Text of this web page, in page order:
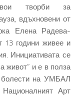
творби за
вдъхновени от
Елена Радева-
13 години живее и
Инициативата се
живот” и е в полза
болести на УМБАЛ
Арт